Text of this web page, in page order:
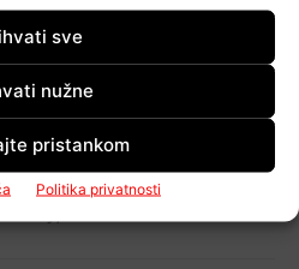
sve
nužne
pristankom
Politika privatnosti
Paviša